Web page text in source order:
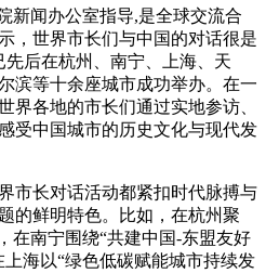
闻办公室指导,是全球交流合
，世界市长们与中国的对话很是
先后在杭州、南宁、上海、天
滨等十余座城市成功举办。在一
界各地的市长们通过实地参访、
受中国城市的历史文化与现代发
长对话活动都紧扣时代脉搏与
的鲜明特色。比如，在杭州聚
在南宁围绕“共建中国-东盟友好
海以“绿色低碳赋能城市持续发